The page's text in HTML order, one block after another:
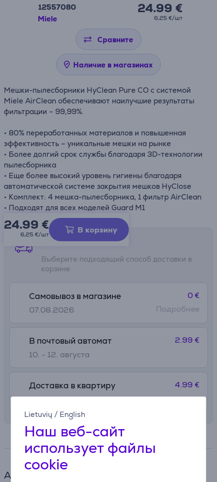
Lietuvių / English
Наш веб-сайт
использует файлы
cookie
12557080
Miele
24.99 €
6,25 €/шт
Сравните
Наличие в магазинах
Мешки-пылесборники HyClean Pure CO с системой
Miele AirClean обеспечивают наилучшие результаты
фильтрации – 99,99%.
• 80% переработанных материалов и повышенная
эффективность – уникальные мешки на рынке
• Более долгий срок службы благодаря 3D-технологии
пылесборника
• Еще более высокий уровень гигиены благодаря
автоматической системе закрытия мешков HyClose
• Комплект: 4 мешка-пылесборника, 1 фильтр AirClean
• Подходят для всех моделей Guard M1
24.99 €
6,25 €/шт В корзину
Способы доставки
Выберите подходящий способ доставки в
корзине
Самовывоз в магазине
07.08.2026
0 €
Подробнее
В почтовый автомат
10. - 12. августа
2.99 €
Доставка в квартиру
10. - 12. августа
4.99 €
Спецификация
Аксессуары для пылесоса